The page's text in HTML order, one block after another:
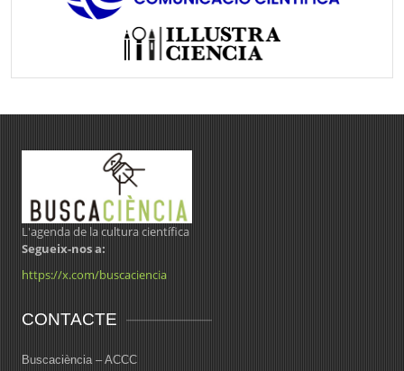
L'agenda de la cultura científica
Segueix-nos a:
https://x.com/buscaciencia
CONTACTE
Buscaciència – ACCC